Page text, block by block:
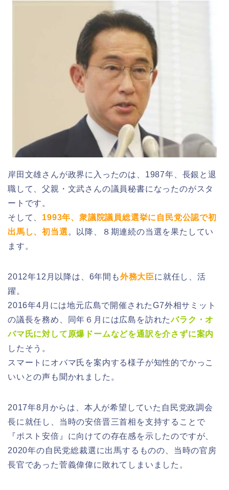
岸田文雄さんが政界に入ったのは、1987年、長銀と退
職して、父親・文武さんの議員秘書になったのがスタ
ートです。
そして、 1993年、衆議院議員総選挙に自民党公認で初
出馬し、初当選 。以降、８期連続の当選を果たしてい
ます。
2012年12月以降は、6年間も外務大臣に就任し、活
躍。
2016年4月には地元広島で開催されたG7外相サミット
の議長を務め、同年６月には広島を訪れたバラク・オ
バマ氏に対して原爆ドームなどを通訳を介さずに案内
したそう。
スマートにオバマ氏を案内する様子が知性的でかっこ
いいとの声も聞かれました。
2017年8月からは、本人が希望していた自民党政調会
長に就任し、当時の安倍晋三首相を支持することで
『ポスト安倍』に向けての存在感を示したのですが、
2020年の自民党総裁選に出馬するものの、当時の官房
長官であった菅義偉偉に敗れてしまいました。